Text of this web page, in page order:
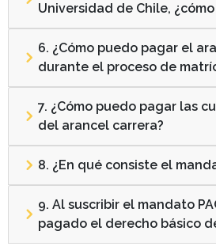
Universidad de Chile,
6. ¿Cómo puedo pagar el
durante el proceso de
7. ¿Cómo puedo pagar las
del arancel carrera?
8. ¿En qué consiste el
9. Al suscribir el mandato
pagado el derecho básico